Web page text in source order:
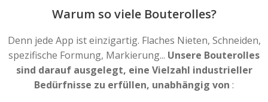
Warum so viele Bouterolles?
Denn jede App ist einzigartig. Flaches Nieten, Schneiden,
spezifische Formung, Markierung... Unsere Bouterolles
sind darauf ausgelegt, eine Vielzahl industrieller
Bedürfnisse zu erfüllen, unabhängig von :